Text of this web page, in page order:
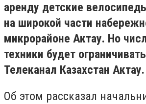
аренду детские
на широкой части
микрорайоне Актау. Но
техники будет
Телеканал Казахстан Актау.
Об этом рассказал